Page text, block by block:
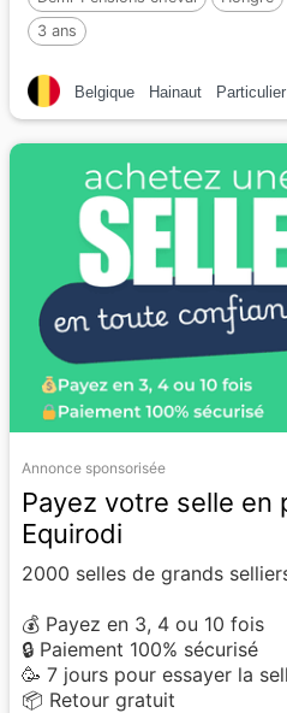
3 ans
Belgique Hainaut Particulier
Annonce sponsorisée
Payez votre selle en
Equirodi
2000 selles de grands
💰 Payez en 3, 4 ou 10 fois
🔒 Paiement 100% sécurisé
🥳 7 jours pour essayer la
📦 Retour gratuit